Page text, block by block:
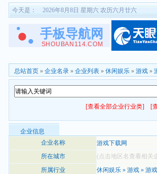
今天是： 2026年8月8日 星期六 农历六月廿六
总站首页 » 企业名录 » 企业列表 » 休闲娱乐 » 游戏 »
[查看全部企业行业类] [
企业信息
企业名称
游戏下载网
所在城市
(点击地区名查看相关
所属行业
休闲娱乐 » 游戏 » 游